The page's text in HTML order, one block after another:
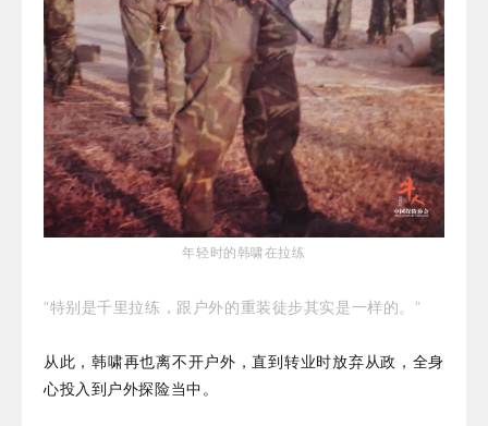
年轻时的韩啸在拉练
“特别是千里拉练，跟户外的重装徒步其实是一样的。”
从此，韩啸再也离不开户外，直到转业时放弃从政，全身
心投入到户外探险当中。